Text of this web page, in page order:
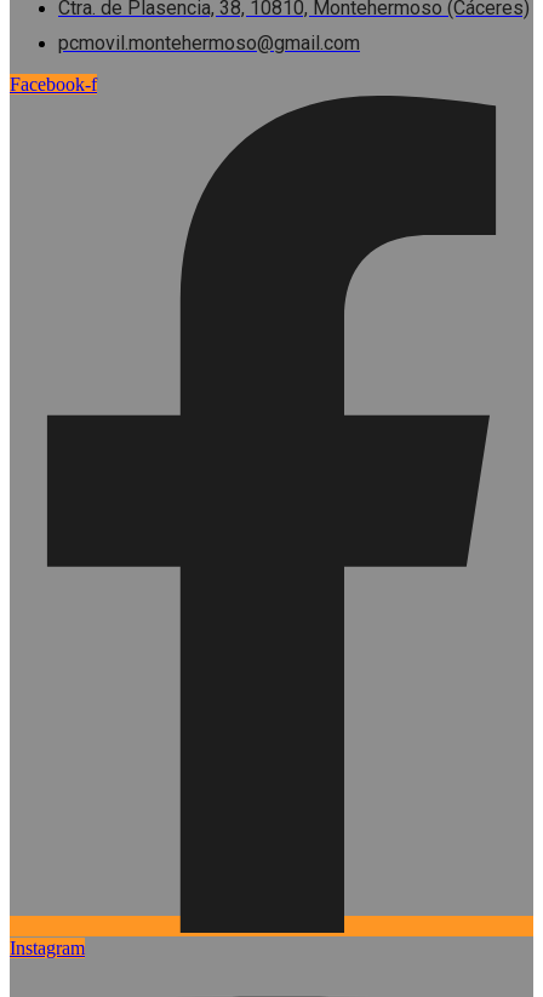
Ctra. de Plasencia, 38, 10810, Montehermoso (Cáceres)
pcmovil.montehermoso@gmail.com
Facebook-f
Instagram